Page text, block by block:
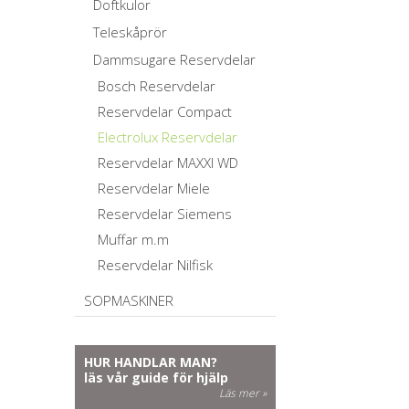
Doftkulor
Teleskåprör
Dammsugare Reservdelar
Bosch Reservdelar
Reservdelar Compact
Electrolux Reservdelar
Reservdelar MAXXI WD
Reservdelar Miele
Reservdelar Siemens
Muffar m.m
Reservdelar Nilfisk
SOPMASKINER
HUR HANDLAR MAN?
läs vår guide för hjälp
Läs mer »